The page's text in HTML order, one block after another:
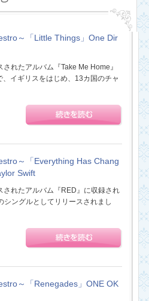
～「Little Things」One Dir
れたアルバム『Take Me Home』
イギリスをはじめ、13カ国のチャ
～「Everything Has Chang
Swift
されたアルバム『RED』に収録され
シングルとしてリリースされまし
～「Renegades」ONE OK